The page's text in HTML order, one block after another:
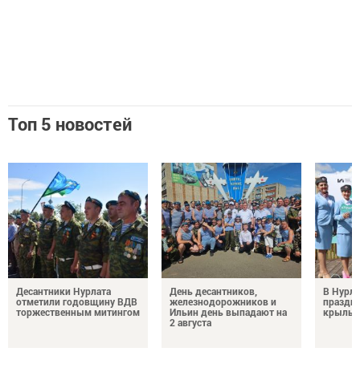
Топ 5 новостей
Десантники Нурлата
отметили годовщину ВДВ
торжественным митингом
День десантников,
железнодорожников и
Ильин день выпадают на
2 августа
В